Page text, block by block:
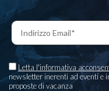
Letta l'informativa
newsletter inerenti ad eventi e
proposte di vacanza